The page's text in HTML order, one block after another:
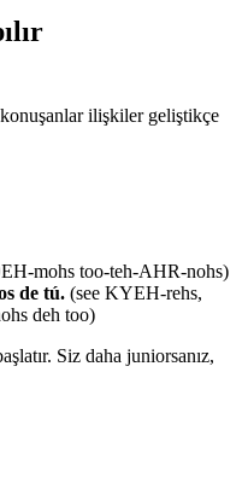
ilişkiler geliştikçe
mohs too-teh-AHR-nohs)
de tú. (see KYEH-rehs,
deh too)
Siz daha juniorsanız,